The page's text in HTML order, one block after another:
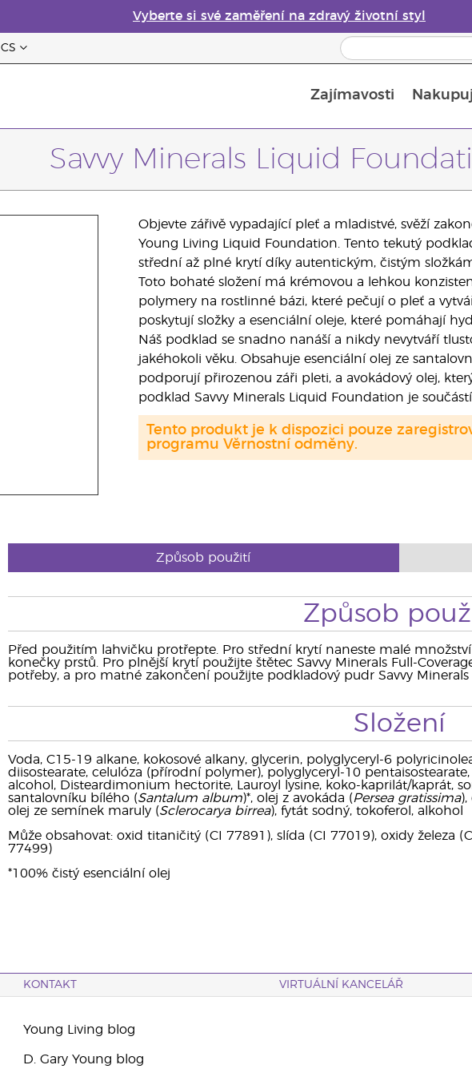
Vyberte si své zaměření na zdravý životní styl
CS
Zajímavosti
Savvy Minerals Liquid
Objevte zářivě vypadající pleť a mladistvé, svěží
Young Living Liquid Foundation. Tento tekutý
střední až plné krytí díky autentickým, čistým
Toto bohaté složení má krémovou a lehkou
polymery na rostlinné bázi, které pečují o pleť a
poskytují složky a esenciální oleje, které pomáhají
Náš podklad se snadno nanáší a nikdy nevytváří
jakéhokoli věku. Obsahuje esenciální olej ze
podporují přirozenou záři pleti, a avokádový olej,
podklad Savvy Minerals Liquid Foundation je
Tento produkt je k dispozici pouze
programu Věrnostní odměny.
Způsob použití
Způsob
Před použitím lahvičku protřepte. Pro střední krytí naneste malé
konečky prstů. Pro plnější krytí použijte štětec Savvy Minerals Full-
potřeby, a pro matné zakončení použijte podkladový pudr Savvy
Složení
Voda, C15-19 alkane, kokosové alkany, glycerin, polyglyceryl-6
diisostearate, celulóza (přírodní polymer), polyglyceryl-10
alcohol, Disteardimonium hectorite, Lauroyl lysine, koko-kaprilát/kaprát,
santalovníku bílého (Santalum album)*, olej z avokáda (Persea gratissima),
olej ze semínek maruly (Sclerocarya birrea), fytát sodný, tokoferol, alkohol
Může obsahovat: oxid titaničitý (CI 77891), slída (CI 77019), oxidy železa
77499)
*100% čistý esenciální olej
KONTAKT VIRTUÁLNÍ KANCELÁŘ
Young Living blog
D. Gary Young blog